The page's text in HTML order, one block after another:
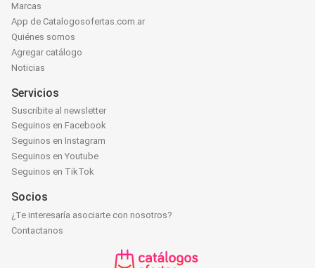
Marcas
App de Catalogosofertas.com.ar
Quiénes somos
Agregar catálogo
Noticias
Servicios
Suscribite al newsletter
Seguinos en Facebook
Seguinos en Instagram
Seguinos en Youtube
Seguinos en TikTok
Socios
¿Te interesaría asociarte con nosotros?
Contactanos